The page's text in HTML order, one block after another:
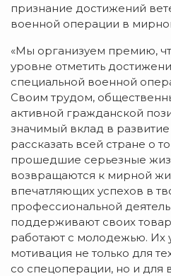
признание достижений
военной операции в
«Мы организуем премию,
уровне отметить
специальной военной
Своим трудом,
активной гражданской
значимый вклад в
рассказать всей стране о
прошедшие серьезные
возвращаются к мирной
впечатляющих успехов в
профессиональной
поддерживают своих
работают с молодежью. Их
мотивация не только для
со спецоперации, но и для